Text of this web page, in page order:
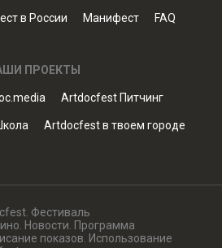
в России Манифест FAQ
ПРОЕКТЫ
Artdocfest Питчинг
Artdocfest в твоем городе
Фестиваль
Новости. Программа
показов. Использование